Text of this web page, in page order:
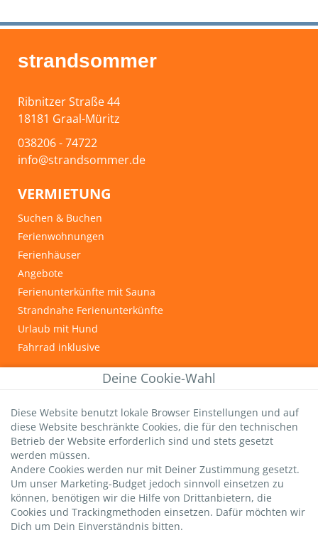
Deine Cookie-Wahl
Diese Website benutzt lokale Browser Einstellungen und auf
diese Website beschränkte Cookies, die für den technischen
Betrieb der Website erforderlich sind und stets gesetzt
werden müssen.
Andere Cookies werden nur mit Deiner Zustimmung gesetzt.
Um unser Marketing-Budget jedoch sinnvoll einsetzen zu
können, benötigen wir die Hilfe von Drittanbietern, die
Cookies und Trackingmethoden einsetzen. Dafür möchten wir
Dich um Dein Einverständnis bitten.
strandsommer
Ribnitzer Straße 44
18181 Graal-Müritz
038206 - 74722
info@strandsommer.de
VERMIETUNG
Suchen & Buchen
Ferienwohnungen
Ferienhäuser
Angebote
Ferienunterkünfte mit Sauna
Strandnahe Ferienunterkünfte
Urlaub mit Hund
Fahrrad inklusive
INFOS & TIPPS
Wichtige Gästeinfos
Infos zur Kurtaxe
Hundestrände
DTV-Sterne
strandsommer-Bewertung
Livebild Seebrücke